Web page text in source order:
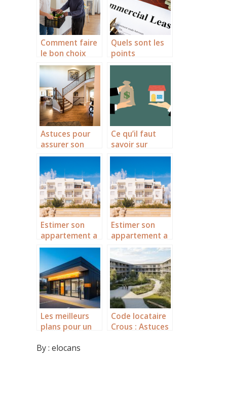
Comment faire
le bon choix
d’un EHPAD ?
Quels sont les
points
essentiels a
bail commercial
?
Astuces pour
assurer son
appartement
Ce qu’il faut
savoir sur
l’evaluation
immobiliere
Estimer son
appartement a
La Rochelle : les
astuces
incontournable
s
Estimer son
appartement a
La Rochelle : les
astuces
incontournable
s
Les meilleurs
plans pour un
Nantes pas cher
Code locataire
Crous : Astuces
By :elocans